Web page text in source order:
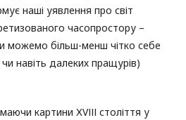
наші уявлення про світ
часопростору –
можемо більш-менш чітко себе
навіть далеких пращурів)
картини ХVІІІ століття у